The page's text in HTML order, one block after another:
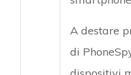
A destare
di